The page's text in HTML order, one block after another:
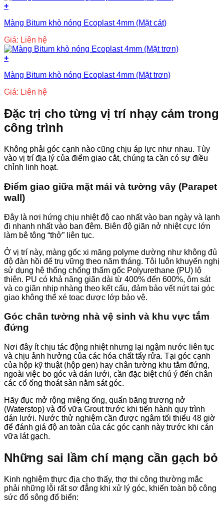
+
Màng Bitum khò nóng Ecoplast 4mm (Mặt cát)
Giá: Liên hệ
+
Màng Bitum khò nóng Ecoplast 4mm (Mặt trơn)
Giá: Liên hệ
Đặc trị cho từng vị trí nhạy cảm trong
công trình
Không phải góc cạnh nào cũng chịu áp lực như nhau. Tùy
vào vị trí địa lý của điểm giao cắt, chúng ta cần có sự điều
chỉnh linh hoạt.
Điểm giao giữa mặt mái và tường vây (Parapet
wall)
Đây là nơi hứng chịu nhiệt độ cao nhất vào ban ngày và lạnh
đi nhanh nhất vào ban đêm. Biên độ giãn nở nhiệt cực lớn
làm bê tông “thở” liên tục.
Ở vị trí này, màng gốc xi măng polyme dường như không đủ
độ đàn hồi để trụ vững theo năm tháng. Tôi luôn khuyến nghị
sử dụng hệ thống chống thấm gốc Polyurethane (PU) lộ
thiên. PU có khả năng giãn dài từ 400% đến 600%, ôm sát
và co giãn nhịp nhàng theo kết cấu, đảm bảo vết nứt tại góc
giao không thể xé toạc được lớp bảo vệ.
Góc chân tường nhà vệ sinh và khu vực tắm
đứng
Nơi đây ít chịu tác động nhiệt nhưng lại ngậm nước liên tục
và chịu ảnh hưởng của các hóa chất tẩy rửa. Tại góc cạnh
của hộp kỹ thuật (hộp gen) hay chân tường khu tắm đứng,
ngoài việc bo góc và dán lưới, cần đặc biệt chú ý đến chân
các cổ ống thoát sàn nằm sát góc.
Hãy đục mở rộng miệng ống, quấn băng trương nở
(Waterstop) và đổ vữa Grout trước khi tiến hành quy trình
dán lưới. Nước thử nghiệm cần được ngâm tối thiểu 48 giờ
để đánh giá độ an toàn của các góc cạnh này trước khi cán
vữa lát gạch.
Những sai lầm chí mạng cần gạch bỏ
Kinh nghiệm thực địa cho thấy, thợ thi công thường mắc
phải những lỗi rất sơ đẳng khi xử lý góc, khiến toàn bộ công
sức đổ sông đổ biển: